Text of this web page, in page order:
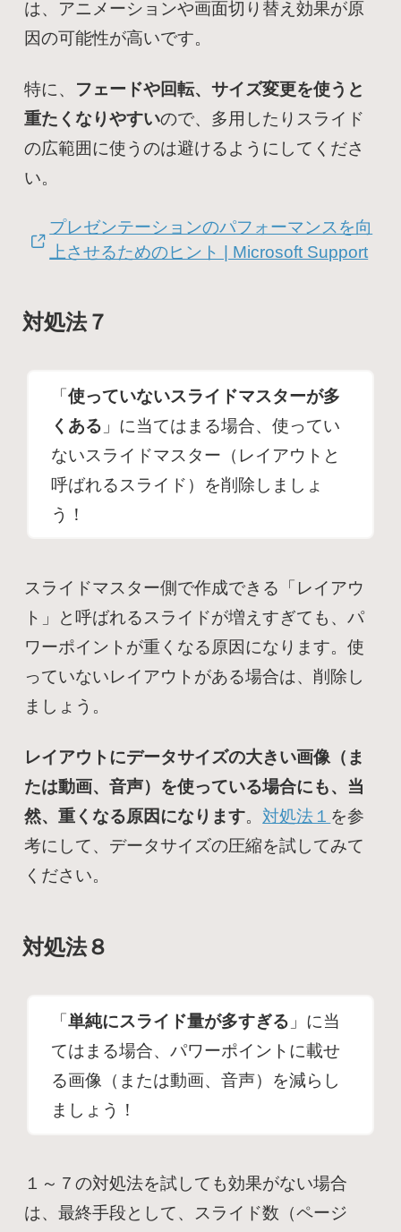
は、アニメーションや画面切り替え効果が原
因の可能性が高いです。
特に、 フェードや回転、サイズ変更を使うと
重たくなりやすいので、多用したりスライド
の広範囲に使うのは避けるようにしてくださ
い。
プレゼンテーションのパフォーマンスを向
上させるためのヒント | Microsoft Support
対処法７
「使っていないスライドマスターが多
くある 」に当てはまる場合、使ってい
ないスライドマスター（レイアウトと
呼ばれるスライド）を削除しましょ
う！
スライドマスター側で作成できる「レイアウ
ト」と呼ばれるスライドが増えすぎても、パ
ワーポイントが重くなる原因になります。使
っていないレイアウトがある場合は、削除し
ましょう。
レイアウトにデータサイズの大きい画像（ま
たは動画、音声）を使っている場合にも、当
然、重くなる原因になります。 対処法１ を参
考にして、データサイズの圧縮を試してみて
ください。
対処法８
「 単純にスライド量が多すぎる 」に当
てはまる場合、パワーポイントに載せ
る画像（または動画、音声）を減らし
ましょう！
１～７の対処法を試しても効果がない場合
は、最終手段として、スライド数（ページ